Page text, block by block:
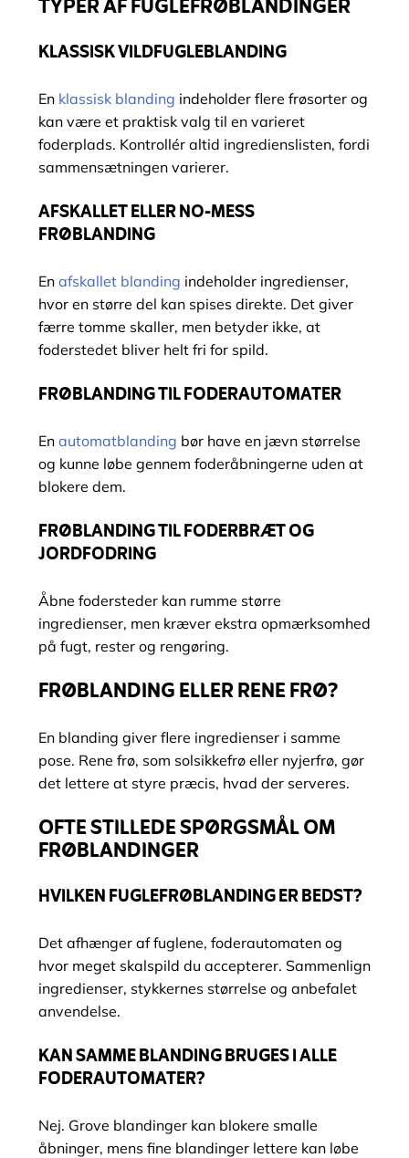
TYPER AF FUGLEFRØBLANDINGER
KLASSISK VILDFUGLEBLANDING
En klassisk blanding indeholder flere frøsorter og
kan være et praktisk valg til en varieret
foderplads. Kontrollér altid ingredienslisten, fordi
sammensætningen varierer.
AFSKALLET ELLER NO-MESS
FRØBLANDING
En afskallet blanding indeholder ingredienser,
hvor en større del kan spises direkte. Det giver
færre tomme skaller, men betyder ikke, at
foderstedet bliver helt fri for spild.
FRØBLANDING TIL FODERAUTOMATER
En automatblanding bør have en jævn størrelse
og kunne løbe gennem foderåbningerne uden at
blokere dem.
FRØBLANDING TIL FODERBRÆT OG
JORDFODRING
Åbne fodersteder kan rumme større
ingredienser, men kræver ekstra opmærksomhed
på fugt, rester og rengøring.
FRØBLANDING ELLER RENE FRØ?
En blanding giver flere ingredienser i samme
pose. Rene frø, som solsikkefrø eller nyjerfrø, gør
det lettere at styre præcis, hvad der serveres.
OFTE STILLEDE SPØRGSMÅL OM
FRØBLANDINGER
HVILKEN FUGLEFRØBLANDING ER BEDST?
Det afhænger af fuglene, foderautomaten og
hvor meget skalspild du accepterer. Sammenlign
ingredienser, stykkernes størrelse og anbefalet
anvendelse.
KAN SAMME BLANDING BRUGES I ALLE
FODERAUTOMATER?
Nej. Grove blandinger kan blokere smalle
åbninger, mens fine blandinger lettere kan løbe